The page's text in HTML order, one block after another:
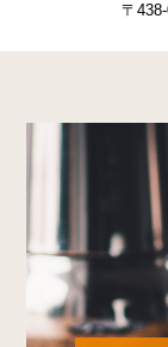
〒